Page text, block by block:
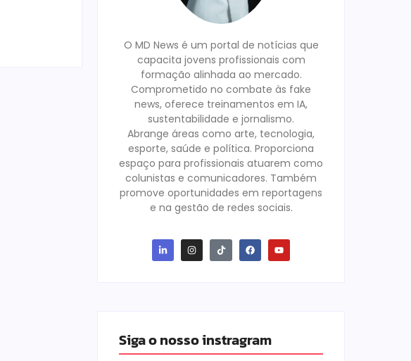
O MD News é um portal de notícias que
capacita jovens profissionais com
formação alinhada ao mercado.
Comprometido no combate às fake
news, oferece treinamentos em IA,
sustentabilidade e jornalismo.
Abrange áreas como arte, tecnologia,
esporte, saúde e política. Proporciona
espaço para profissionais atuarem como
colunistas e comunicadores. Também
promove oportunidades em reportagens
e na gestão de redes sociais.
Siga o nosso instragram